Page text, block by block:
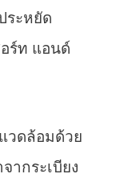
ะหยัด
ร์ท แอนด์
วดล้อมด้วย
ากระเบียง